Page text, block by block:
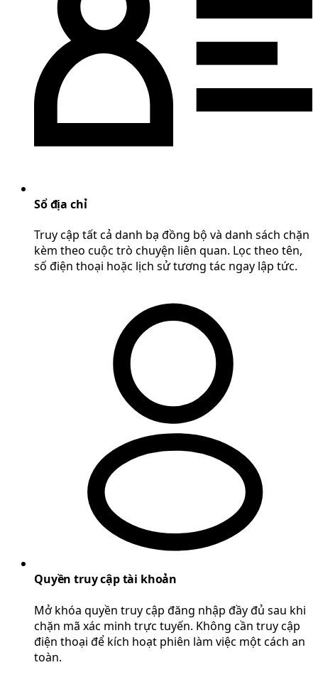
Sổ địa chỉ
Truy cập tất cả danh bạ đồng bộ và danh sách chặn
kèm theo cuộc trò chuyện liên quan. Lọc theo tên,
số điện thoại hoặc lịch sử tương tác ngay lập tức.
Quyền truy cập tài khoản
Mở khóa quyền truy cập đăng nhập đầy đủ sau khi
chặn mã xác minh trực tuyến. Không cần truy cập
điện thoại để kích hoạt phiên làm việc một cách an
toàn.